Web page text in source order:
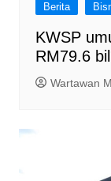
Berita
KWSP
RM79.6
Wartawan